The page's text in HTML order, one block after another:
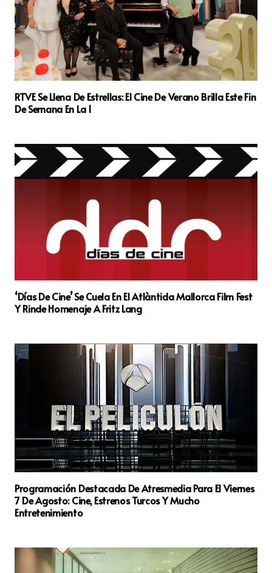
RTVE Se Llena De Estrellas: El Cine De Verano Brilla Este Fin
De Semana En La 1
‘Días De Cine’ Se Cuela En El Atlàntida Mallorca Film Fest
Y Rinde Homenaje A Fritz Lang
Programación Destacada De Atresmedia Para El Viernes
7 De Agosto: Cine, Estrenos Turcos Y Mucho
Entretenimiento